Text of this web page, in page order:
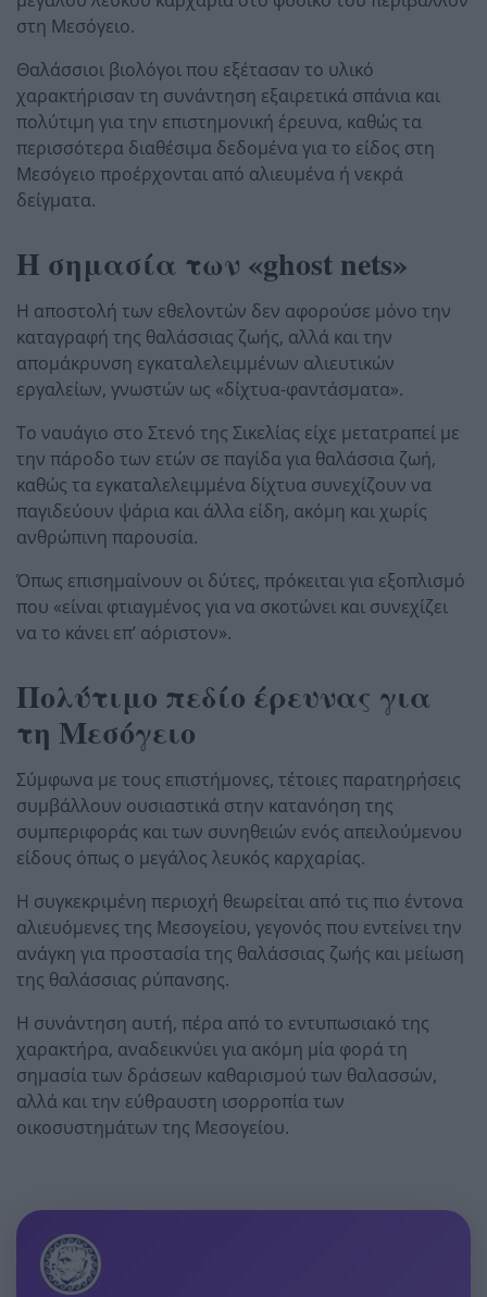
στη Μεσόγειο.
Θαλάσσιοι βιολόγοι που εξέτασαν το υλικό
χαρακτήρισαν τη συνάντηση εξαιρετικά σπάνια και
πολύτιμη για την επιστημονική έρευνα, καθώς τα
περισσότερα διαθέσιμα δεδομένα για το είδος στη
Μεσόγειο προέρχονται από αλιευμένα ή νεκρά
δείγματα.
Η σημασία των «ghost nets»
Η αποστολή των εθελοντών δεν αφορούσε μόνο την
καταγραφή της θαλάσσιας ζωής, αλλά και την
απομάκρυνση εγκαταλελειμμένων αλιευτικών
εργαλείων, γνωστών ως «δίχτυα-φαντάσματα».
Το ναυάγιο στο Στενό της Σικελίας είχε μετατραπεί με
την πάροδο των ετών σε παγίδα για θαλάσσια ζωή,
καθώς τα εγκαταλελειμμένα δίχτυα συνεχίζουν να
παγιδεύουν ψάρια και άλλα είδη, ακόμη και χωρίς
ανθρώπινη παρουσία.
Όπως επισημαίνουν οι δύτες, πρόκειται για εξοπλισμό
που «είναι φτιαγμένος για να σκοτώνει και συνεχίζει
να το κάνει επ’ αόριστον».
Πολύτιμο πεδίο έρευνας για
τη Μεσόγειο
Σύμφωνα με τους επιστήμονες, τέτοιες παρατηρήσεις
συμβάλλουν ουσιαστικά στην κατανόηση της
συμπεριφοράς και των συνηθειών ενός απειλούμενου
είδους όπως ο μεγάλος λευκός καρχαρίας.
Η συγκεκριμένη περιοχή θεωρείται από τις πιο έντονα
αλιευόμενες της Μεσογείου, γεγονός που εντείνει την
ανάγκη για προστασία της θαλάσσιας ζωής και μείωση
της θαλάσσιας ρύπανσης.
Η συνάντηση αυτή, πέρα από το εντυπωσιακό της
χαρακτήρα, αναδεικνύει για ακόμη μία φορά τη
σημασία των δράσεων καθαρισμού των θαλασσών,
αλλά και την εύθραυστη ισορροπία των
οικοσυστημάτων της Μεσογείου.